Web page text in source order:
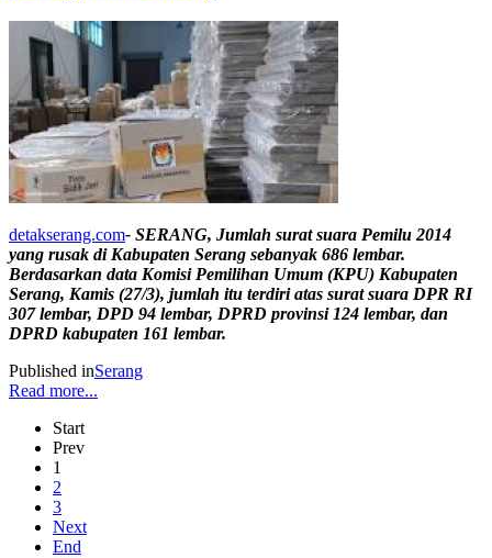
detakserang.com- SERANG, Jumlah surat suara Pemilu 2014
yang rusak di Kabupaten Serang sebanyak 686 lembar.
Berdasarkan data Komisi Pemilihan Umum (KPU) Kabupaten
Serang, Kamis (27/3), jumlah itu terdiri atas surat suara DPR RI
307 lembar, DPD 94 lembar, DPRD provinsi 124 lembar, dan
DPRD kabupaten 161 lembar.
Published inSerang
Read more...
Start
Prev
1
2
3
Next
End